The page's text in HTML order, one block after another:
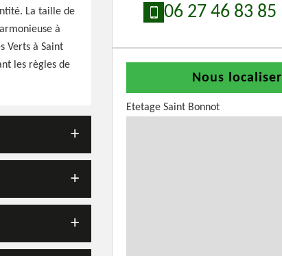
La taille de
à
Verts à Saint
les règles de
06 27 46 83 85
Nous localiser
Etetage Saint Bonnot